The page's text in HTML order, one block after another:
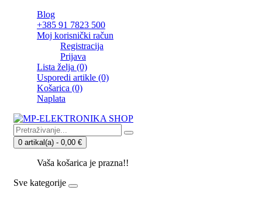
Blog
+385 91 7823 500
Moj korisnički račun
Registracija
Prijava
Lista želja (0)
Usporedi artikle (0)
Košarica (0)
Naplata
0 artikal(a) - 0,00 €
Vaša košarica je prazna!!
Sve kategorije